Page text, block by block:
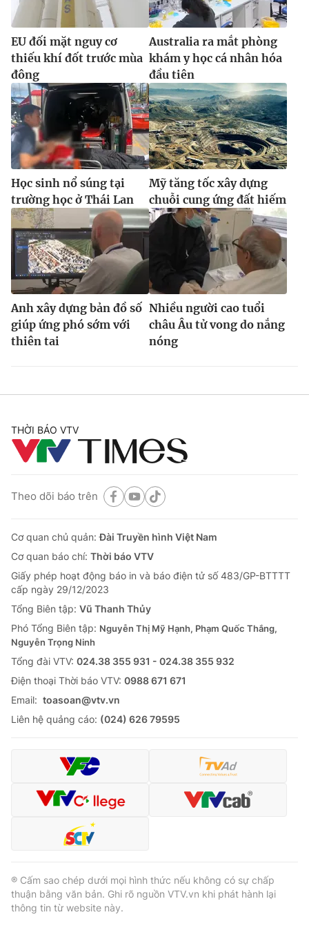
Ðiện thoại Thời báo VTV:
024.66 897 897
Email:toasoan@vtv.vn
Liên hệ quảng cáo:024-7300.7108
® Cấm sao chép dưới mọi hình thức nếu không có sự chấp
thuận bằng văn bản. Ghi rõ nguồn VTV.vn khi phát hành lại
thông tin từ website này.
EU đối mặt nguy cơ
thiếu khí đốt trước mùa
đông
Australia ra mắt phòng
khám y học cá nhân hóa
đầu tiên
Học sinh nổ súng tại
trường học ở Thái Lan
Mỹ tăng tốc xây dựng
chuỗi cung ứng đất hiếm
Anh xây dựng bản đồ số
giúp ứng phó sớm với
thiên tai
Nhiều người cao tuổi
châu Âu tử vong do nắng
nóng
THỜI BÁO VTV
Theo dõi báo trên
Cơ quan chủ quản:Đài Truyền hình Việt Nam
Cơ quan báo chí: Thời báo VTV
Giấy phép hoạt động báo in và báo điện tử số 483/GP-BTTTT
cấp ngày 29/12/2023
Tổng Biên tập: Vũ Thanh Thủy
Phó Tổng Biên tập: Nguyễn Thị Mỹ Hạnh, Phạm Quốc Thắng,
Nguyễn Trọng Ninh
Tổng đài VTV: 024.38 355 931 - 024.38 355 932
Ðiện thoại Thời báo VTV: 0988 671 671
Email: toasoan@vtv.vn
Liên hệ quảng cáo: (024) 626 79595
® Cấm sao chép dưới mọi hình thức nếu không có sự chấp
thuận bằng văn bản. Ghi rõ nguồn VTV.vn khi phát hành lại
thông tin từ website này.